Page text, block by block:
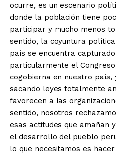
ocurre, es un escenario
donde la población tiene
participar y mucho menos
sentido, la coyuntura
país se encuentra
particularmente el
cogobierna en nuestro país,
sacando leyes totalmente
favorecen a las
sentido, nosotros
esas actitudes que amañan
el desarrollo del pueblo
lo que necesitamos es